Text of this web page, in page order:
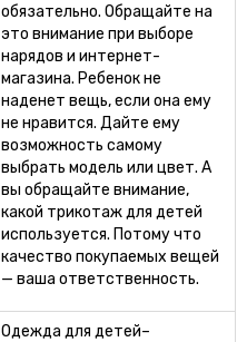
обязательно. Обращайте на
это внимание при выборе
нарядов и интернет-
магазина. Ребенок не
наденет вещь, если она ему
не нравится. Дайте ему
возможность самому
выбрать модель или цвет. А
вы обращайте внимание,
какой трикотаж для детей
используется. Потому что
качество покупаемых вещей
— ваша ответственность.
Одежда для детей–